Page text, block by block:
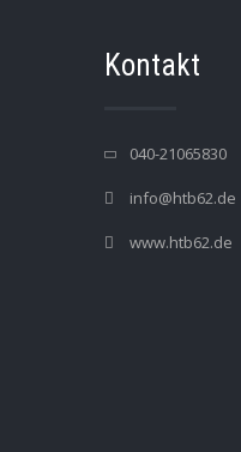
Kontakt
040-21065830
info@htb62.de
www.htb62.de